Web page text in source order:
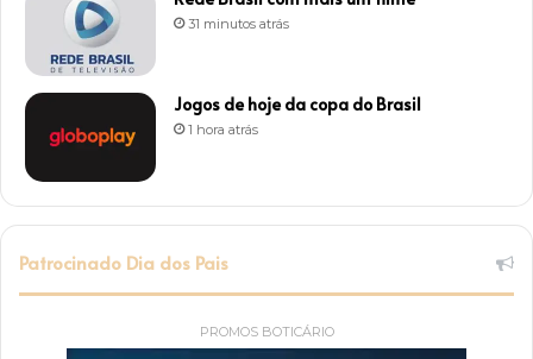
31 minutos atrás
Jogos de hoje da copa do Brasil
1 hora atrás
Patrocinado Dia dos Pais
PROMOS BOTICÁRIO